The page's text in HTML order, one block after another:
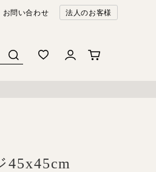
お問い合わせ 法人のお客様